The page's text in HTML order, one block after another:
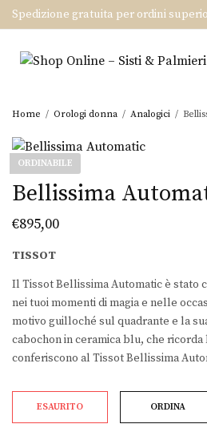
Spedizione gratuita per ordini
Home / Orologi donna / Analogici /
ORDINABILE
Bellissima
€895,00
TISSOT
Il Tissot Bellissima Automatic è stato
nei tuoi momenti di magia e nelle
motivo guilloché sul quadrante e la
cabochon in ceramica blu, che
conferiscono al Tissot Bellissima
ESAURITO ORDINA